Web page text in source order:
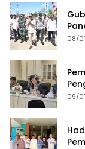
08/
FGD
09/